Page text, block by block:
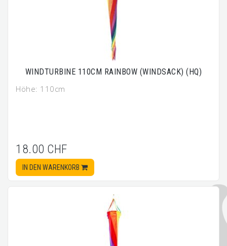
WINDTURBINE 110CM RAINBOW (WINDSACK) (HQ)
Höhe: 110cm
18.00 CHF
IN DEN WARENKORB